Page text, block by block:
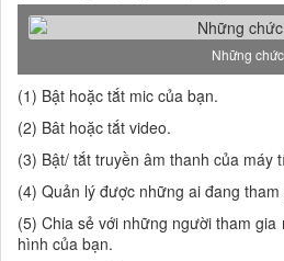
Những
(1) Bật hoặc tắt mic của bạn.
(2) Bât hoặc tắt video.
(3) Bật/ tắt truyền âm thanh của máy
(4) Quản lý được những ai đang
(5) Chia sẻ với những người tham
hình của bạn.